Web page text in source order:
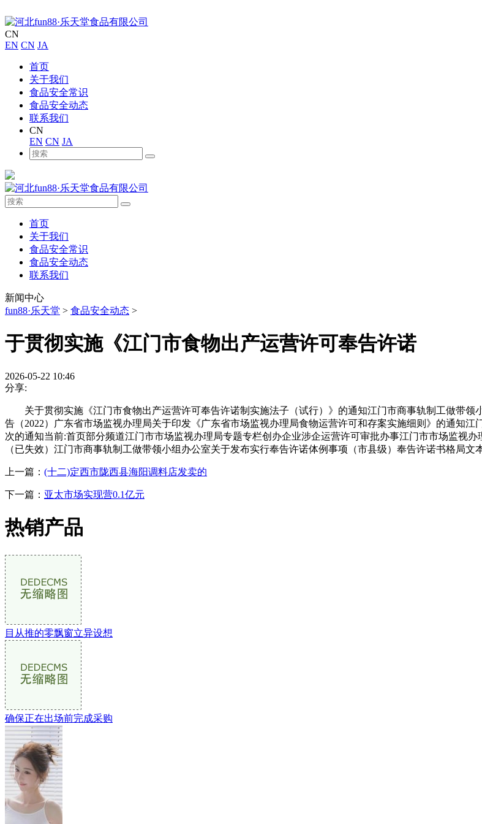
CN
EN CN JA
首页
关于我们
食品安全常识
食品安全动态
联系我们
CN
EN CN JA
首页
关于我们
食品安全常识
食品安全动态
联系我们
新闻中心
fun88·乐天堂 > 食品安全动态 >
于贯彻实施《江门市食物出产运营许可奉告许诺
2026-05-22 10:46
分享:
关于贯彻实施《江门市食物出产运营许可奉告许诺制实施法子（试行）》的通知江门市商事轨制工做带领
告（2022）广东省市场监视办理局关于印发《广东省市场监视办理局食物运营许可和存案实施细则》的通知
次的通知当前:首页部分频道江门市市场监视办理局专题专栏创办企业涉企运营许可审批办事江门市市场监视
（已失效）江门市商事轨制工做带领小组办公室关于发布实行奉告许诺体例事项（市县级）奉告许诺书格局文
上一篇： (十二)定西市陇西县海阳调料店发卖的
下一篇： 亚太市场实现营0.1亿元
热销产品
目从推的零飘窗立异设想
确保正在出场前完成采购